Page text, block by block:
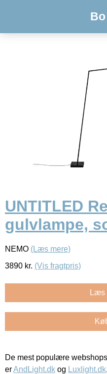
UNTITLED
gulvlampe,
NEMO (Læs mere)
3890 kr. (Vis fragtpris)
Læs
De mest populære
erAndLight.dk og Luxlight.dk